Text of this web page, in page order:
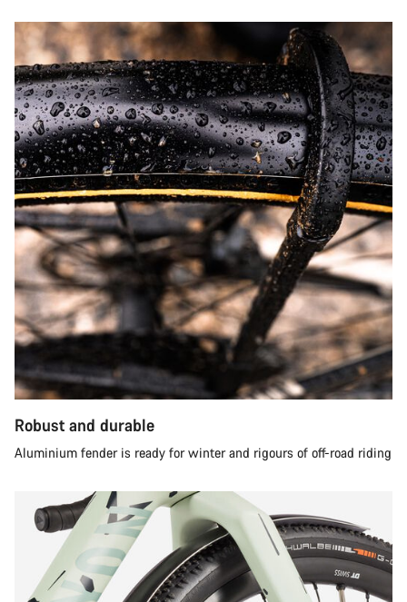
Robust and durable
Aluminium fender is ready for winter and rigours of off-road riding